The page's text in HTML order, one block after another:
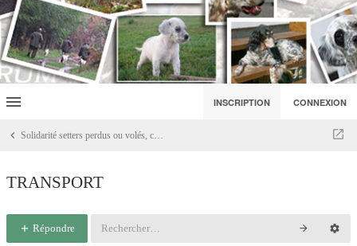
INSCRIPTION CONNEXION
Solidarité setters perdus ou volés, coup de patte
TRANSPORT
Répondre